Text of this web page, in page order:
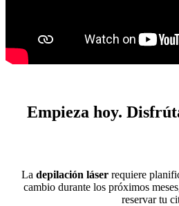
Empieza hoy.
La depilación láserrequiere
cambio durante los próximos
reservar tu